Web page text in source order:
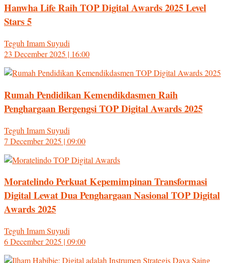
Hanwha Life Raih TOP Digital Awards 2025 Level
Stars 5
Teguh Imam Suyudi
23 December 2025 | 16:00
Rumah Pendidikan Kemendikdasmen Raih
Penghargaan Bergengsi TOP Digital Awards 2025
Teguh Imam Suyudi
7 December 2025 | 09:00
Moratelindo Perkuat Kepemimpinan Transformasi
Digital Lewat Dua Penghargaan Nasional TOP Digital
Awards 2025
Teguh Imam Suyudi
6 December 2025 | 09:00